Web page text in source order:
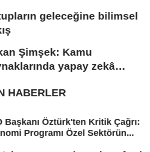
geleceğine bilimsel
Şimşek: Kamu
yapay zekâ
HABERLER
Başkanı Öztürk'ten Kritik Çağrı:
Programı Özel Sektörün...